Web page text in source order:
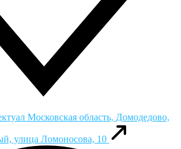
Московская область, Домодедово,
улица Ломоносова, 10